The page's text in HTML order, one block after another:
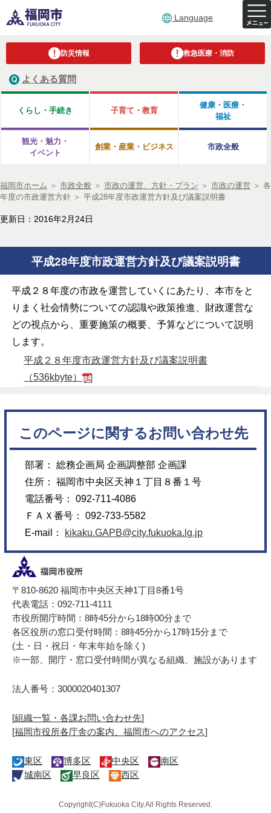
Language
防災情報 救急医療・消防
よくある質問
くらし・手続き 子育て・教育
健康・医療・
福祉
観光・魅力・
イベント
創業・産業・ビジネス 市政全般
福岡市ホーム ＞ 市政全般 ＞ 市政の運営、方針・プラン ＞ 市政の運営 ＞ 各
年度の市政運営方針 ＞ 平成28年度市政運営方針及び議案説明書
更新日：2016年2月24日
平成28年度市政運営方針及び議案説明書
平成２８年度の市政を運営していくにあたり、本市をと
りまく社会情勢についての認識や政策推進、財政運営な
どの視点から、重要施策の概要、予算などについて説明
します。
平成２８年度市政運営方針及び議案説明書
（536kbyte）
このページに関するお問い合わせ先
部署： 総務企画局 企画調整部 企画課
住所： 福岡市中央区天神１丁目８番１号
電話番号： 092-711-4086
ＦＡＸ番号： 092-733-5582
E-mail：
kikaku.GAPB@city.fukuoka.lg.jp
〒810-8620 福岡市中央区天神1丁目8番1号
代表電話：092-711-4111
市役所開庁時間：8時45分から18時00分まで
各区役所の窓口受付時間：8時45分から17時15分まで
(土・日・祝日・年末年始を除く)
※一部、開庁・窓口受付時間が異なる組織、施設があります
法人番号：3000020401307
[組織一覧・各課お問い合わせ先]
[福岡市役所各庁舎の案内、福岡市へのアクセス]
東区 博多区 中央区
南区
城南区
早良区 西区
Copyright(C)Fukuoka City.All Rights Reserved.